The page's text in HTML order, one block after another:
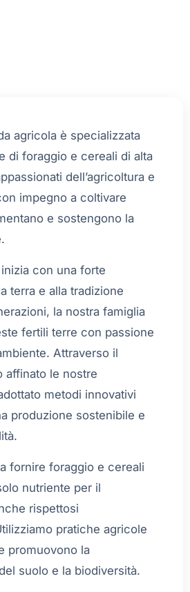
agricola è specializzata
di foraggio e cereali di alta
dell’agricoltura e
impegno a coltivare
e sostengono la
con una forte
terra e alla tradizione
la nostra famiglia
fertili terre con passione
Attraverso il
affinato le nostre
metodi innovativi
produzione sostenibile e
fornire foraggio e cereali
nutriente per il
rispettosi
pratiche agricole
promuovono la
suolo e la biodiversità.